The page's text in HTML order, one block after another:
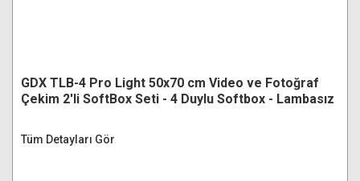
GDX TLB-4 Pro Light 50x70 cm Video ve Fotoğraf
Çekim 2'li SoftBox Seti - 4 Duylu Softbox - Lambasız
Tüm Detayları Gör